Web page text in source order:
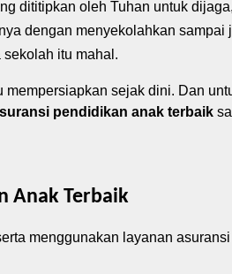
dititipkan oleh Tuhan untuk
dengan menyekolahkan sampai
itu mahal.
mempersiapkan sejak dini. Dan
pendidikan anak terbaik
Anak Terbaik
menggunakan layanan